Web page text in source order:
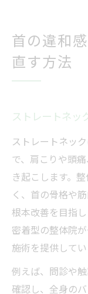
首の違和
直す方法
ストレートネッ
ストレートネッ
で、肩こりや頭
き起こします。
く、首の骨格や
根本改善を目指
密着型の整体院
施術を提供してい
例えば、問診や
確認し、全身の